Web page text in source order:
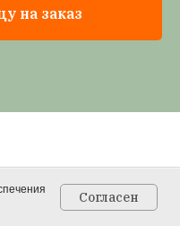
на заказ
Согласен